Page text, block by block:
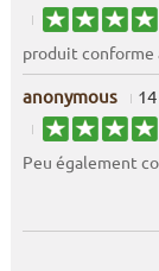
produit conforme
anonymous
Peu également